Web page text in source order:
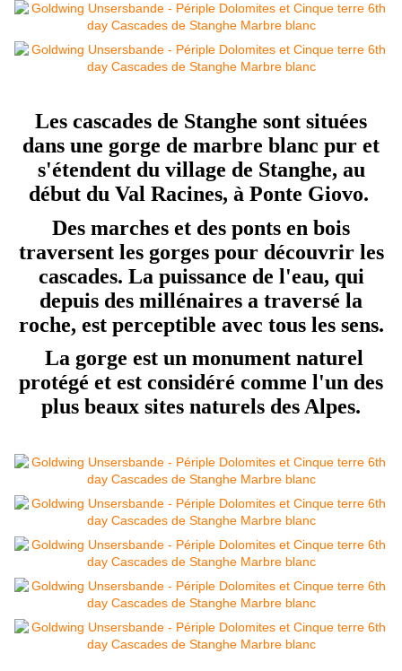
Les cascades de Stanghe sont situées
dans une gorge de marbre blanc pur et
s'étendent du village de Stanghe, au
début du Val Racines, à Ponte Giovo.
Des marches et des ponts en bois
traversent les gorges pour découvrir les
cascades. La puissance de l'eau, qui
depuis des millénaires a traversé la
roche, est perceptible avec tous les sens.
La gorge est un monument naturel
protégé et est considéré comme l'un des
plus beaux sites naturels des Alpes.